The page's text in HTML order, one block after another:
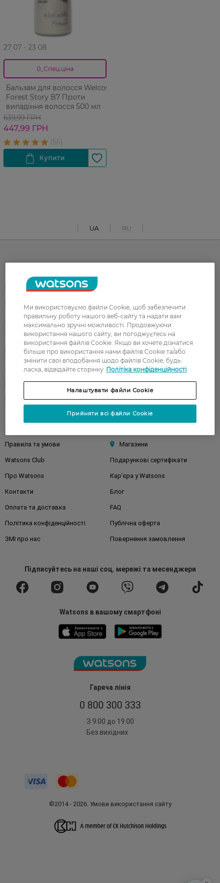
27 07 - 23 08
0_Спец.ціна
Бальзам для волосся Welcos
Forest Story B7 Проти
випадіння волосся 500 мл
639,99 ГРН
447,99 ГРН
UA RU
Гаряча лінія
0 800 300 333
З 9:00 до 19:00
Без вихідних
Корейска косметика
Парфуми Здоров'я
Акції Макіяж
Обличчя Тіло
Подарунки Діти
Волосся
Аксесуари Дерматокосметика
Бренди
Правила та умови Магазини
Watsons Club Подарункові сертифікати
Про Watsons Кар'єра у Watsons
Контакти Блог
Оплата та доставка FAQ
Політика конфіденційності Публічна оферта
ЗМІ про нас Повернення замовлення
Підписуйтесьна наші соц. мережі та месенджери
Watsons в вашому смартфоні
©2014 - 2026. Умови використання сайту
Ми використовуємо файли Cookie, щоб забезпечити
правильну роботу нашого веб-сайту та надати вам
максимально зручні можливості. Продовжуючи
використання нашого сайту, ви погоджуєтесь на
використання файлів Cookie. Якщо ви хочете дізнатися
більше про використання нами файлів Cookie та/або
змінити свої вподобання щодо файлів Cookie, будь
ласка, відвідайте сторінку Політіка конфіденційності
Налаштувати файли Cookie
Прийняти всі файли Cookie